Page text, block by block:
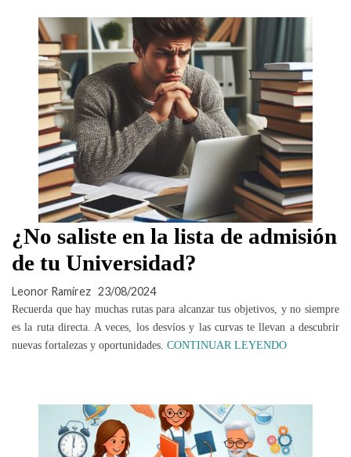
¿No saliste en la lista de admisión
de tu Universidad?
Leonor Ramírez 23/08/2024
Recuerda que hay muchas rutas para alcanzar tus objetivos, y no siempre
es la ruta directa. A veces, los desvíos y las curvas te llevan a descubrir
nuevas fortalezas y oportunidades. CONTINUAR LEYENDO